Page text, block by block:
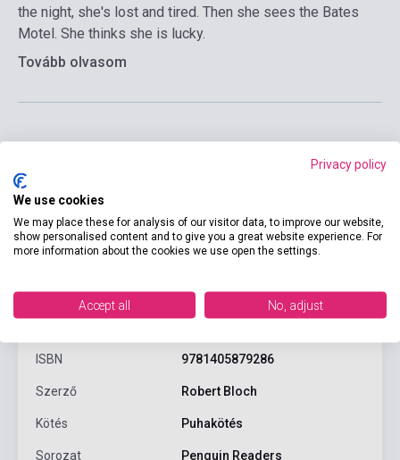
the night, she's lost and tired. Then she sees the Bates
Motel. She thinks she is lucky.
Tovább olvasom
Termékjellemzők
ISBN 9781405879286
Szerző Robert Bloch
Kötés Puhakötés
Sorozat Penguin Readers
Privacy policy
We use cookies
We may place these for analysis of our visitor data, to improve our website,
show personalised content and to give you a great website experience. For
more information about the cookies we use open the settings.
Accept all No, adjust